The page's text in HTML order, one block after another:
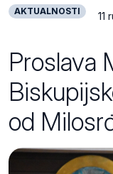
AKTUALNOSTI 11
Proslava
od